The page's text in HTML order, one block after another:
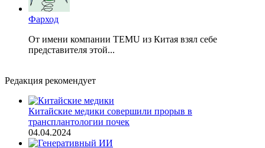
Фарход
От имени компании TEMU из Китая взял себе
представителя этой...
Редакция рекомендует
Китайские медики совершили прорыв в
трансплантологии почек
04.04.2024